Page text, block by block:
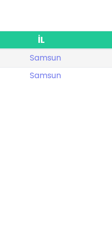
İL
Samsun
Samsun